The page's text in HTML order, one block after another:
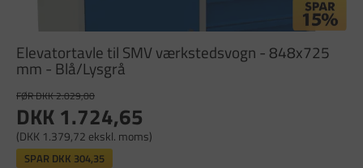
Elevatortavle til SMV værkstedsvogn - 848x725
mm - Blå/Lysgrå
FØR DKK 2.029,00
DKK 1.724,65
(DKK 1.379,72 ekskl. moms)
SPAR DKK 304,35